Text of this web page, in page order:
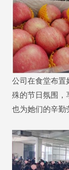
公司在食堂布置
殊的节日氛围，
也为她们的辛勤